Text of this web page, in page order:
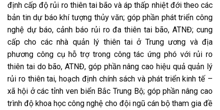
định cấp độ rủi ro thiên tai bão và áp thấp nhiệt đới theo các
bản tin dự báo khí tượng thủy văn; góp phần phát triển công
nghệ dự báo, cảnh báo rủi ro đa thiên tai bão, ATNĐ; cung
cấp cho các nhà quản lý thiên tai ở Trung ương và địa
phương công cụ hỗ trợ trong công tác ứng phó với rủi ro
thiên tai do bão, ATNĐ, góp phần nâng cao hiệu quả quản lý
rủi ro thiên tai, hoạch định chính sách và phát triển kinh tế –
xã hội ở các tỉnh ven biển Bắc Trung Bộ; góp phần nâng cao
trình độ khoa học công nghệ cho đội ngũ cán bộ tham gia đề